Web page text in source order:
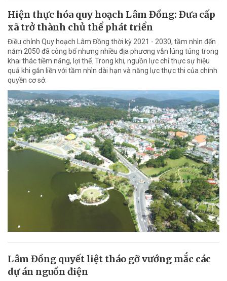
Hiện thực hóa quy hoạch Lâm Đồng: Đưa cấp
xã trở thành chủ thể phát triển
Điều chỉnh Quy hoạch Lâm Đồng thời kỳ 2021 - 2030, tầm nhìn đến
năm 2050 đã công bố nhưng nhiều địa phương vẫn lúng túng trong
khai thác tiềm năng, lợi thế. Trong khi, nguồn lực chỉ thực sự hiệu
quả khi gắn liền với tầm nhìn dài hạn và năng lực thực thi của chính
quyền cơ sở.
Lâm Đồng quyết liệt tháo gỡ vướng mắc các
dự án nguồn điện